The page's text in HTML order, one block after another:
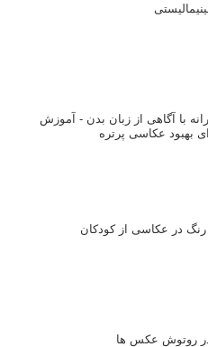
با آگاهی از زبان بدن - آموزش
در عکاسی از کودکان